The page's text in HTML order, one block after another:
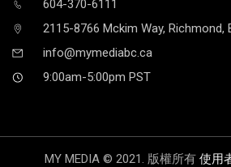
604-370-6111
2115-8766 Mckim Way, Richmond,
info@mymediabc.ca
9:00am-5:00pm PST
MY MEDIA © 2021. 版權所有 使用